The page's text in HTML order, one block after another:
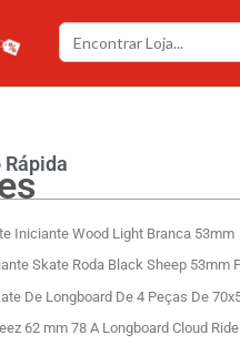
Iniciante Wood Light Branca 53mm
Skate Roda Black Sheep 53mm
De Longboard De 4 Peças De
62 mm 78 A Longboard Cloud